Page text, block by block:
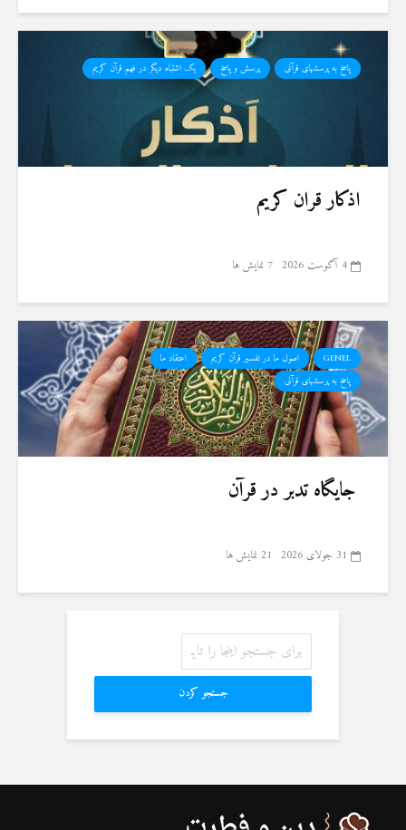
پاسخ به پرسشهای قرآنی پرسش و پاسخ یک اشتباه دیگر در فهم قرآن کریم
اذکار قران کریم
4 آگوست 2026 7 نمایش ها
GENEL اصول ما در تفسیر قرآن کریم
اعتقاد ما
پاسخ به پرسشهای قرآنی
جایگاه تدبر در قرآن
31 جولای 2026 21 نمایش ها
جستجو کردن